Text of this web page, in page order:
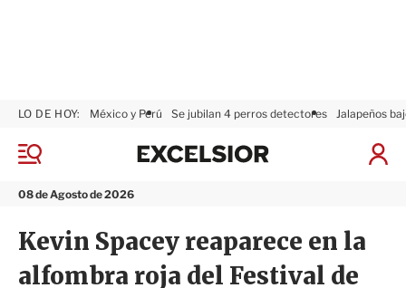
M
n
08 de Agosto de 2026
LO DE HOY: México y Perú Se jubilan 4 perros detectores Jalapeños
I
x
i
o
r
Kevin Spacey reaparece en la
alfombra roja del Festival de